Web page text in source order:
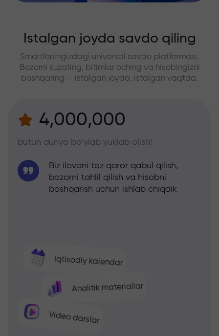
Istalgan joyda savdo qiling
Smartfoningizdagi universal savdo platformasi.
Bozorni kuzating, bitimlar oching va hisobingizni
boshqaring — istalgan joyda, istalgan vaqtda.
4,000,000
butun dunyo bo‘ylab yuklab olish!
Iqtisodiy kalendar
Analitik materiallar
Video darslar
Biz ilovani tez qaror qabul qilish,
bozorni tahlil qilish va hisobni
boshqarish uchun ishlab chiqdik